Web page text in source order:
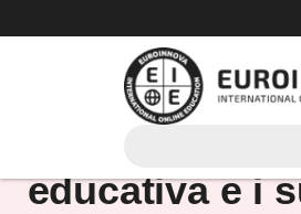
al
Cos’è
educativa e i